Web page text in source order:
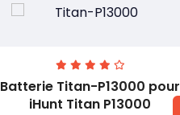
Batterie Titan-P13000 pour
iHunt Titan P13000